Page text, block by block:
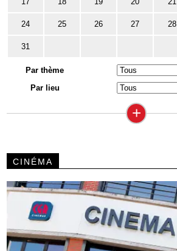
24 25 26 27 28
31
Par thème
Par lieu
+
CINÉMA